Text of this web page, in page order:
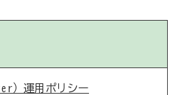
）運用ポリシー